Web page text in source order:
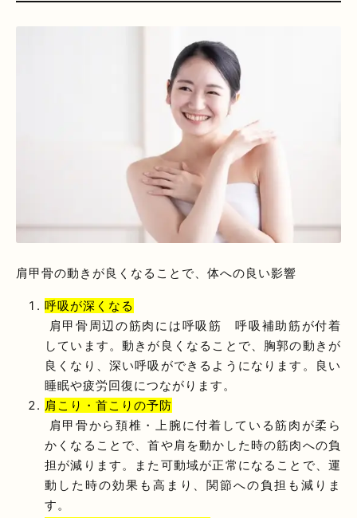
肩甲骨の動きが良くなることで、体への良い影響
呼吸が深くなる
肩甲骨周辺の筋肉には呼吸筋 呼吸補助筋が付着
しています。動きが良くなることで、胸郭の動きが
良くなり、深い呼吸ができるようになります。良い
睡眠や疲労回復につながります。
肩こり・首こりの予防
肩甲骨から頚椎・上腕に付着している筋肉が柔ら
かくなることで、首や肩を動かした時の筋肉への負
担が減ります。また可動域が正常になることで、運
動した時の効果も高まり、関節への負担も減りま
す。